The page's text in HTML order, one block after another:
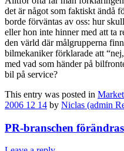
det är något som faktiskt ändå
borde förväntas av oss: hur
eller hon inte hinner med att ta
den värld där målgrupperna
bilmekaniker förklarade att
med vad som händer på
bil på service?
This entry was posted in
2006 12 14 by Niclas (admin
PR-branschen förändras